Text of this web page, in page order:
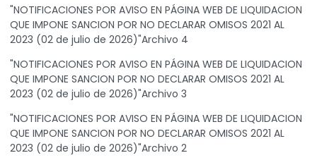
"NOTIFICACIONES POR AVISO EN PÁGINA WEB DE LIQUIDACION
QUE IMPONE SANCION POR NO DECLARAR OMISOS 2021 AL
2023 (02 de julio de 2026)"Archivo 4
"NOTIFICACIONES POR AVISO EN PÁGINA WEB DE LIQUIDACION
QUE IMPONE SANCION POR NO DECLARAR OMISOS 2021 AL
2023 (02 de julio de 2026)"Archivo 3
"NOTIFICACIONES POR AVISO EN PÁGINA WEB DE LIQUIDACION
QUE IMPONE SANCION POR NO DECLARAR OMISOS 2021 AL
2023 (02 de julio de 2026)"Archivo 2